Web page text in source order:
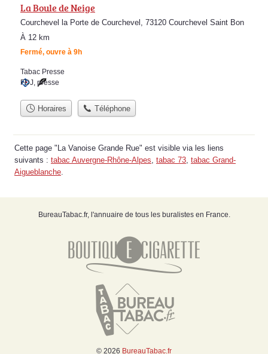
La Boule de Neige
Courchevel la Porte de Courchevel, 73120 Courchevel Saint Bon
À 12 km
Fermé, ouvre à 9h
Tabac Presse
FDJ presse
Horaires Téléphone
Cette page "La Vanoise Grande Rue" est visible via les liens
suivants : tabac Auvergne-Rhône-Alpes tabac 73 tabac Grand-
Aigueblanche
BureauTabac.fr, l'annuaire de tous les buralistes en France.
© 2026 BureauTabac.fr